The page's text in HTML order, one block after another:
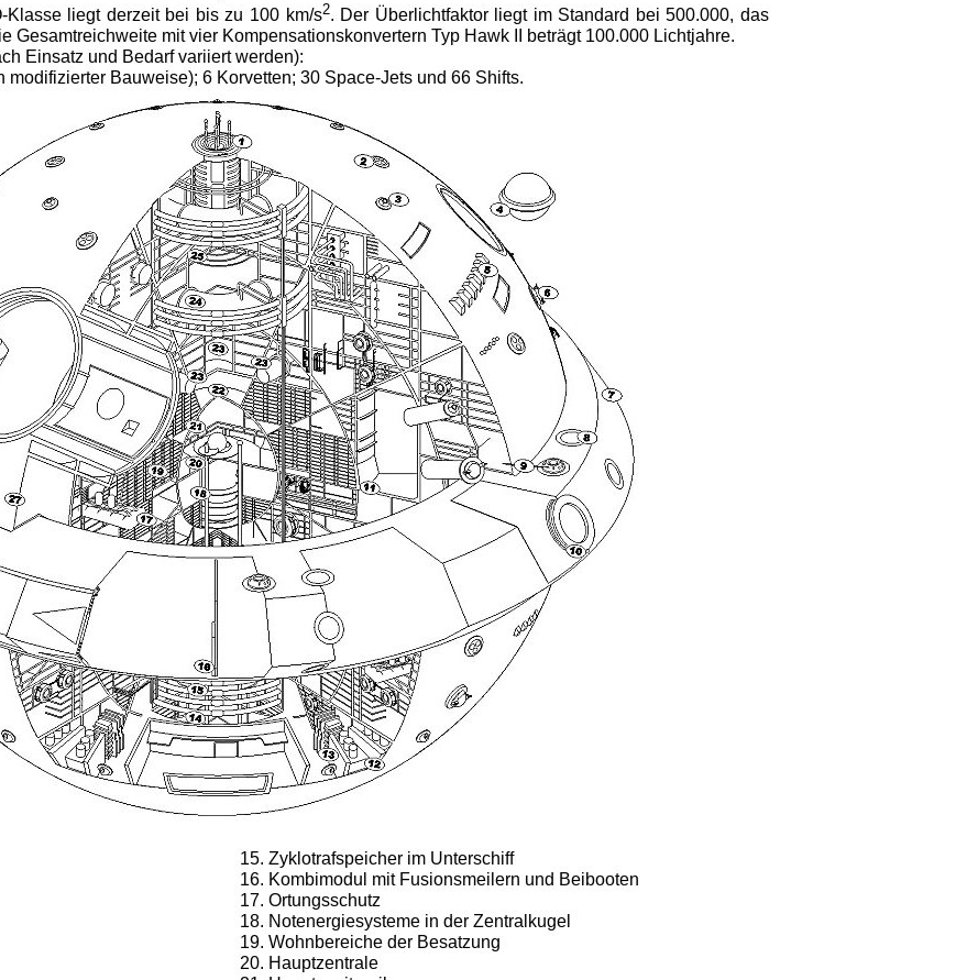
Klasse liegt derzeit bei bis zu 100 km/s2. Der Überlichtfaktor liegt im Standard bei 500.000, das
Gesamtreichweite mit vier Kompensationskonvertern Typ Hawk II beträgt 100.000 Lichtjahre.
Einsatz und Bedarf variiert werden):
Bauweise); 6 Korvetten; 30 Space-Jets und 66 Shifts.
Zyklotrafspeicher im Unterschiff
Kombimodul mit Fusionsmeilern und Beibooten
Ortungsschutz
Notenergiesysteme in der Zentralkugel
Wohnbereiche der Besatzung
Hauptzentrale